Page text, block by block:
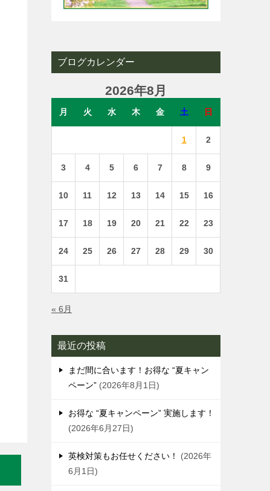
ブログカレンダー
2026年8月
月 火 水 木 金 土 日
1 2
3 4 5 6 7 8 9
10 11 12 13 14 15 16
17 18 19 20 21 22 23
24 25 26 27 28 29 30
31
« 6月
最近の投稿
まだ間に合います！お得な “夏キャン
ペーン”
2026年8月1日
お得な “夏キャンペーン” 実施します！
2026年6月27日
英検対策もお任せください！
2026年
6月1日